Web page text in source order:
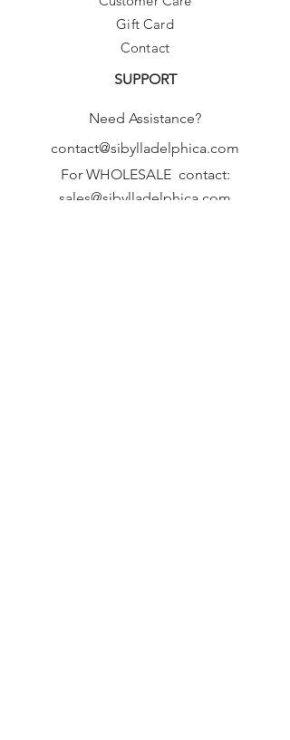
Gift Card
Contact
SUPPORT
Need Assistance?
contact@sibylladelphica.com
For WHOLESALE contact:
sales@sibylladelphica.com